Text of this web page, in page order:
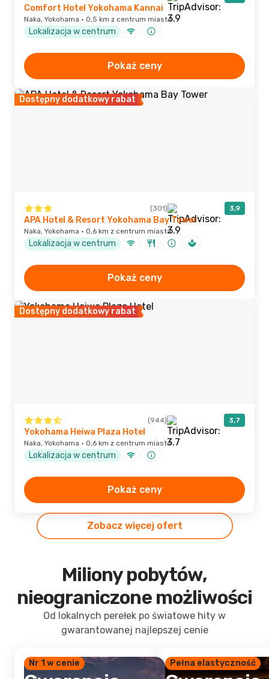
Comfort Hotel Yokohama Kannai
Naka, Yokohama · 0,5 km z centrum miasta
Lokalizacja w centrum
Pokaż ceny
Dostępny dodatkowy rabat
(301) 3,9
APA Hotel & Resort Yokohama Bay Tower
Naka, Yokohama · 0,6 km z centrum miasta
Lokalizacja w centrum
Pokaż ceny
Dostępny dodatkowy rabat
(944) 3,7
Yokohama Heiwa Plaza Hotel
Naka, Yokohama · 0,6 km z centrum miasta
Lokalizacja w centrum
Pokaż ceny
Zobacz więcej ofert
Miliony pobytów,
nieograniczone możliwości
Od lokalnych perełek po światowe hity w
gwarantowanej najlepszej cenie
Nr 1 w cenie Pełna elastyczność